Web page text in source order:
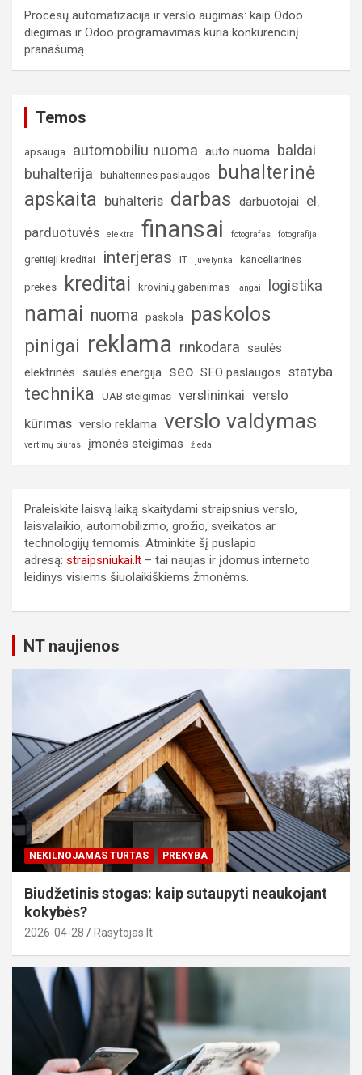
Procesų automatizacija ir verslo augimas: kaip Odoo
diegimas ir Odoo programavimas kuria konkurencinį
pranašumą
Temos
apsauga automobiliu nuoma auto nuoma
baldai
buhalterija
buhalterines paslaugos
buhalterinė
apskaita
buhalteris darbas darbuotojai el.
parduotuvės elektra finansai fotografas fotografija
greitieji kreditai interjeras IT juvelyrika kanceliarinės
prekės kreditai krovinių gabenimas langai logistika
namai nuoma paskola paskolos
pinigai reklama rinkodara
saulės
elektrinės
saulės energija seo SEO paslaugos statyba
technika UAB steigimas verslininkai verslo
kūrimas verslo reklama verslo valdymas
vertimų biuras įmonės steigimas žiedai
Praleiskite laisvą laiką skaitydami straipsnius verslo,
laisvalaikio, automobilizmo, grožio, sveikatos ar
technologijų temomis. Atminkite šį puslapio
adresą: straipsniukai.lt – tai naujas ir įdomus interneto
leidinys visiems šiuolaikiškiems žmonėms.
NT naujienos
NEKILNOJAMAS TURTAS PREKYBA
Biudžetinis stogas: kaip sutaupyti neaukojant
kokybės?
2026-04-28 Rasytojas.lt